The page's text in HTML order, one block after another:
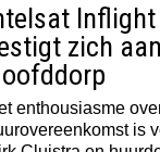
zich
enthousiasme
is